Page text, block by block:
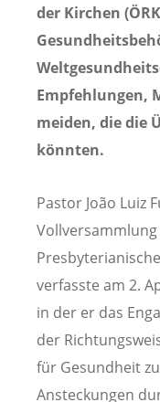
der Kirchen
Empfehlungen,
meiden, die die
könnten.
Pastor João Luiz
verfasste am 2.
in der er das
der
für Gesundheit
Ansteckungen